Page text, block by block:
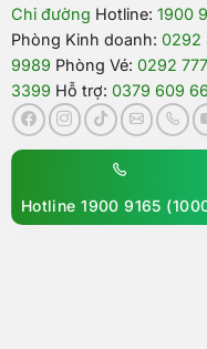
Chỉ đường Hotline: 1900
Phòng Kinh doanh: 0292
9989 Phòng Vé: 0292 777
3399 Hỗ trợ: 0379 609
Hotline 1900 9165